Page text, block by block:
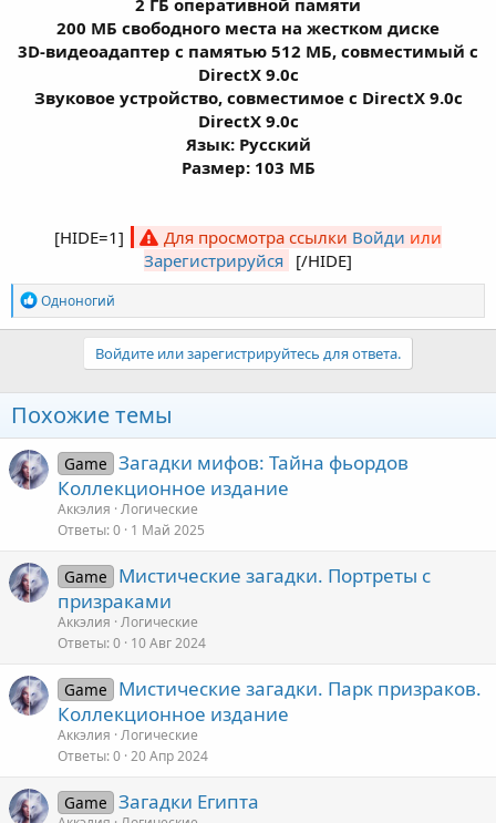
200 МБ свободного места на жестком диске
3D-видеоадаптер с памятью 512 MБ, совместимый с
DirectX 9.0c
Звуковое устройство, совместимое с DirectX 9.0с
DirectX 9.0с
Язык: Русский
Размер: 103 МБ
[HIDE=1] Для просмотра ссылки Войди или
Зарегистрируйся [/HIDE]​
Р
е
а
:
Одноногий
Войдите или зарегистрируйтесь для ответа.
Похожие темы
Game Загадки мифов: Тайна фьордов
Коллекционное издание
Аккэлия Логические
Ответы 0 1 Май 2025
Game
Мистические загадки. Портреты с
призраками
Аккэлия Логические
Ответы 0 10 Авг 2024
Game
Мистические загадки. Парк призраков.
Коллекционное издание
Аккэлия Логические
Ответы 0 20 Апр 2024
Game Загадки Египта